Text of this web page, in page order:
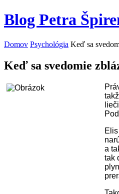
Blog Petra
Domov Psychológia Keď sa
Keď sa svedomie
a
tak